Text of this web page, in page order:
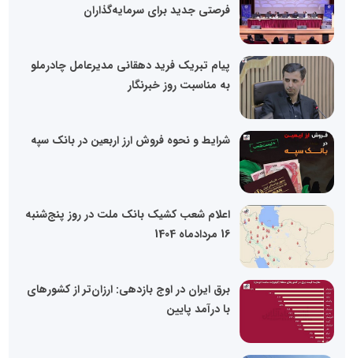
فرصتی جدید برای سرمایه‌گذاران
پیام تبریک فرید دهقانی مدیرعامل چادرملو
به مناسبت روز خبرنگار
شرایط و نحوه فروش ارز اربعین در بانک سپه
اعلام شعب کشیک بانک ملت در روز پنج‌شنبه
16 مردادماه 1404
برق ایران در اوج بازدهی: ارزان‌تر از کشورهای
با درآمد پایین